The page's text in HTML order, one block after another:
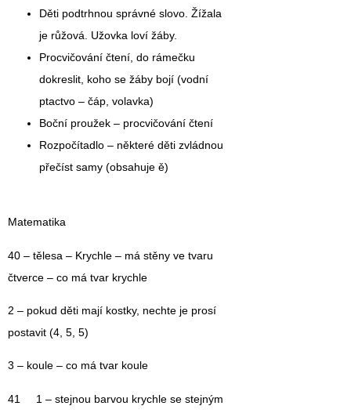
Děti podtrhnou správné slovo. Žížala
je růžová. Užovka loví žáby.
Procvičování čtení, do rámečku
dokreslit, koho se žáby bojí (vodní
ptactvo – čáp, volavka)
Boční proužek – procvičování čtení
Rozpočítadlo – některé děti zvládnou
přečíst samy (obsahuje ě)
Matematika
40 – tělesa – Krychle – má stěny ve tvaru
čtverce – co má tvar krychle
2 – pokud děti mají kostky, nechte je prosí
postavit (4, 5, 5)
3 – koule – co má tvar koule
41 1 – stejnou barvou krychle se stejným